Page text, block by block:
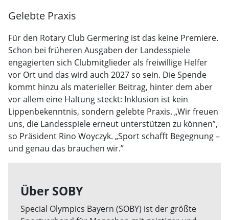
Gelebte Praxis
Für den Rotary Club Germering ist das keine Premiere.
Schon bei früheren Ausgaben der Landesspiele
engagierten sich Clubmitglieder als freiwillige Helfer
vor Ort und das wird auch 2027 so sein. Die Spende
kommt hinzu als materieller Beitrag, hinter dem aber
vor allem eine Haltung steckt: Inklusion ist kein
Lippenbekenntnis, sondern gelebte Praxis. „Wir freuen
uns, die Landesspiele erneut unterstützen zu können”,
so Präsident Rino Woyczyk. „Sport schafft Begegnung –
und genau das brauchen wir.”
Über SOBY
Special Olympics Bayern (SOBY) ist der größte